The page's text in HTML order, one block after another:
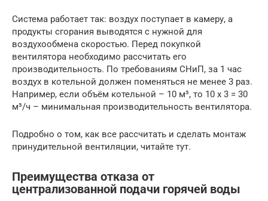
Система работает так: воздух поступает в камеру, а
продукты сгорания выводятся с нужной для
воздухообмена скоростью. Перед покупкой
вентилятора необходимо рассчитать его
производительность. По требованиям СНиП, за 1 час
воздух в котельной должен поменяться не менее 3 раз.
Например, если объём котельной – 10 м³, то 10 х 3 = 30
м³/ч – минимальная производительность вентилятора.
Подробно о том, как все рассчитать и сделать монтаж
принудительной вентиляции, читайте тут.
Преимущества отказа от
централизованной подачи горячей воды